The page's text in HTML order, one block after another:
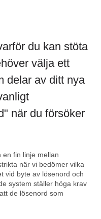
du kan stöta
välja ett
delar av ditt nya
när du försöker
en fin linje mellan
när vi bedömer vilka
vid byte av lösenord och
system ställer höga krav
de lösenord som